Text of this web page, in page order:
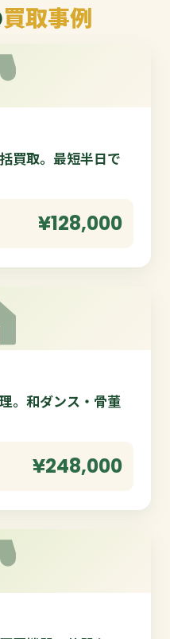
買取事例
買取。最短半日で
¥128,000
。和ダンス・骨董
¥248,000